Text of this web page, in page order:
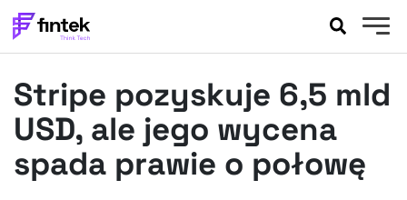
BANKOWOŚĆ
EVENTY
FELIETONY
WYWIADY
Stripe pozyskuje 6,5 mld
USD, ale jego wycena
spada prawie o połowę